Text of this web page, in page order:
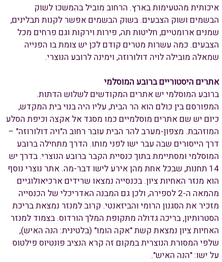
איכותית מהטעימות בארץ. הרחוב מוביל בהמשכו לשוק
הבשמים ושוק הצבעים. בשוק הבשמים אפשר לקנות תבלינים,
שמנים ארומטיים, חליטות תה, פירות וירקות וגם פרחים מכל
הצבעים. כמה עשרות מטרים קודם לכן יש צומת בו הפנייה
שמאלה מובילה לויה דולורוזה, וימינה לרובע הנוצרי.
אתרים היסטוריים ברובע המוסלמי
ברובע המוסלמי יש אתרים המקודשים לשלוש הדתות.
המפורסם בין כולם הוא הר הבית, עליו היה בנוי בית המקדש,
כיום יש שם אתרים מוסלמיים כמו מסגד אל אקצה וכיפת הסלע
המוזהבת. מצפון-מערב להר הבית עובר רחוב ה"ויה דולורוזה" –
דרך הייסורים שבה עבר ישו לפני מותו. הדרך מתחילה ברובע
המוסלמי ומסתיימת בתוך כנסיית הקבר ברובע הנוצרי. בדרך יש
14 תחנות, שבכל אחת מהן אירע לישו דבר-מה. אתר נוצרי נוסף
הוא מנזר האחיות ציון. בכנסייה נמצאו שרידים ארכיאולוגיים
מהמאה ה-2 לספירה, ולכן גם המבנה האדריכלי של הכנסייה
מזכיר את הסגנון הרומי והביזאנטי. קרוב למנזר נמצאת בריכת
הסטרותיון, בריכה גדולה מתקופת המלך הורדוס. בצמוד למנזר
האחיות ציון נמצאת קשת "אקה הומו" (בלטינית: הנה האיש),
שלפי המסורת הנוצרית במקום זה קרא הנציב פונטיוס פילטוס
על ישו: "הנה האיש".